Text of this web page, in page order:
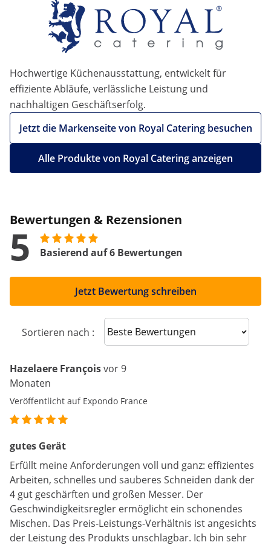
Hochwertige Küchenausstattung, entwickelt für
effiziente Abläufe, verlässliche Leistung und
nachhaltigen Geschäftserfolg.
Jetzt die Markenseite von Royal Catering besuchen
Alle Produkte von Royal Catering anzeigen
Bewertungen & Rezensionen
5 Basierend auf 6 Bewertungen
Jetzt Bewertung schreiben
Sortieren nach : Sort reviews
Hazelaere Françoisvor 9
Monaten
Veröffentlicht auf Expondo France
gutes Gerät
Erfüllt meine Anforderungen voll und ganz: effizientes
Arbeiten, schnelles und sauberes Schneiden dank der
4 gut geschärften und großen Messer. Der
Geschwindigkeitsregler ermöglicht ein schonendes
Mischen. Das Preis-Leistungs-Verhältnis ist angesichts
der Leistung des Produkts unschlagbar. Ich bin sehr